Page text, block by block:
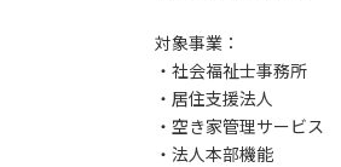
対象事業：
・社会福祉士事務所
・居住支援法人
・空き家管理サービス
・法人本部機能